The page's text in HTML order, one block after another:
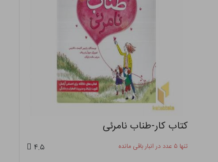
کتاب کار-طناب نامرئی
تنها ۵ عدد در انبار باقی مانده ۴.۵